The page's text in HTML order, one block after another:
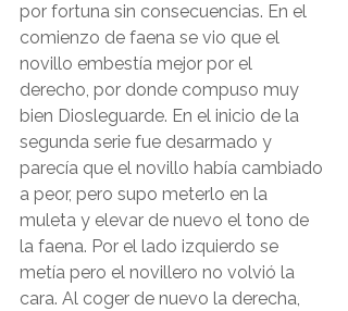
por fortuna sin consecuencias. En el
comienzo de faena se vio que el
novillo embestía mejor por el
derecho, por donde compuso muy
bien Diosleguarde. En el inicio de la
segunda serie fue desarmado y
parecía que el novillo había cambiado
a peor, pero supo meterlo en la
muleta y elevar de nuevo el tono de
la faena. Por el lado izquierdo se
metía pero el novillero no volvió la
cara. Al coger de nuevo la derecha,